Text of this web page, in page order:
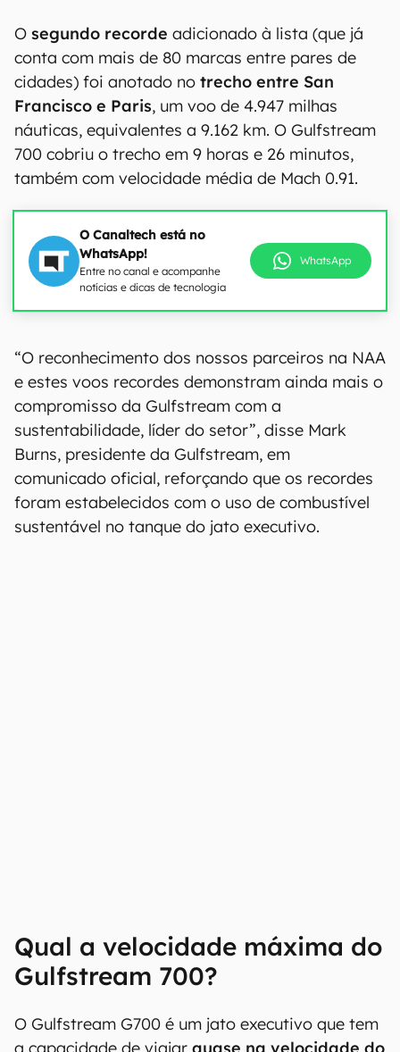
O segundo recorde adicionado à lista (que já
conta com mais de 80 marcas entre pares de
cidades) foi anotado no trecho entre San
Francisco e Paris, um voo de 4.947 milhas
náuticas, equivalentes a 9.162 km. O Gulfstream
700 cobriu o trecho em 9 horas e 26 minutos,
também com velocidade média de Mach 0.91.
O Canaltech está no
WhatsApp!
Entre no canal e acompanhe
notícias e dicas de tecnologia
WhatsApp